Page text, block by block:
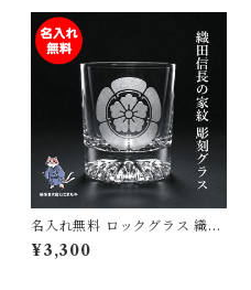
名入れ無料 ロックグラス 織田
信長 家紋 戦国武将 酒 ウィス
キー 焼酎 誕生日 父の日 母の
¥3,300